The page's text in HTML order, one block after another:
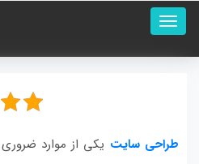
منو
اصلی
طراحی سایت یکی از موارد